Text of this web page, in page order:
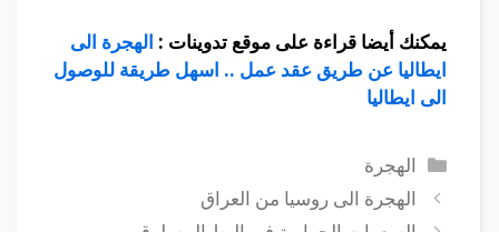
يمكنك أيضا قراءة على موقع تدوينات : الهجرة الى
ايطاليا عن طريق عقد عمل .. اسهل طريقة للوصول
الى ايطاليا
التصنيفات
الهجرة
الهجرة الى روسيا من العراق